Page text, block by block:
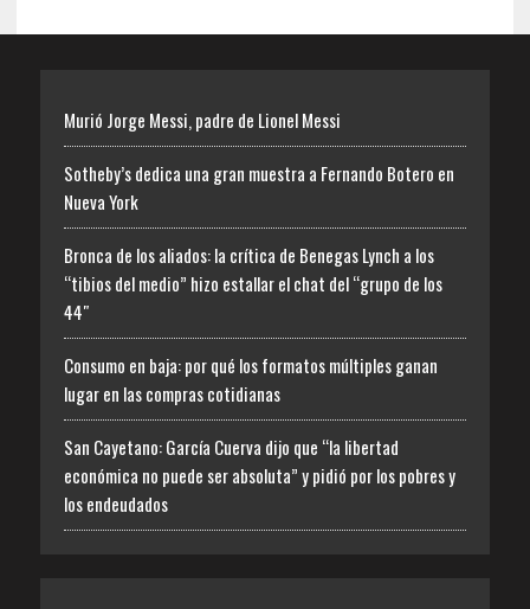
Murió Jorge Messi, padre de Lionel Messi
Sotheby’s dedica una gran muestra a Fernando Botero en
Nueva York
Bronca de los aliados: la crítica de Benegas Lynch a los
“tibios del medio” hizo estallar el chat del “grupo de los
44″
Consumo en baja: por qué los formatos múltiples ganan
lugar en las compras cotidianas
San Cayetano: García Cuerva dijo que “la libertad
económica no puede ser absoluta” y pidió por los pobres y
los endeudados